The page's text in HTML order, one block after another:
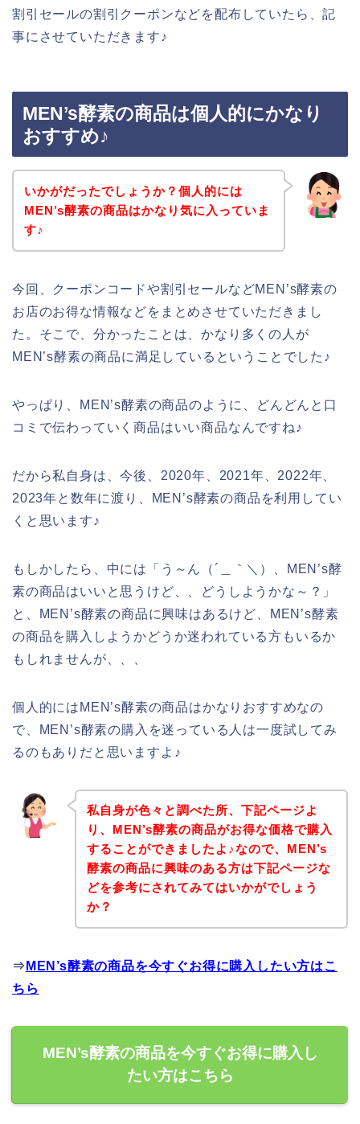
割引セールの割引クーポンなどを配布していたら、記
事にさせていただきます♪
MEN’s酵素の商品は個人的にかなり
おすすめ♪
いかがだったでしょうか？個人的には
MEN’s酵素の商品はかなり気に入っていま
す♪
今回、クーポンコードや割引セールなどMEN’s酵素の
お店のお得な情報などをまとめさせていただきまし
た。そこで、分かったことは、かなり多くの人が
MEN’s酵素の商品に満足しているということでした♪
やっぱり、MEN’s酵素の商品のように、どんどんと口
コミで伝わっていく商品はいい商品なんですね♪
だから私自身は、今後、2020年、2021年、2022年、
2023年と数年に渡り、MEN’s酵素の商品を利用してい
くと思います♪
もしかしたら、中には「う～ん（´＿｀＼）、MEN’s酵
素の商品はいいと思うけど、、どうしようかな～？」
と、MEN’s酵素の商品に興味はあるけど、MEN’s酵素
の商品を購入しようかどうか迷われている方もいるか
もしれませんが、、、
個人的にはMEN’s酵素の商品はかなりおすすめなの
で、MEN’s酵素の購入を迷っている人は一度試してみ
るのもありだと思いますよ♪
私自身が色々と調べた所、下記ページよ
り、MEN’s酵素の商品がお得な価格で購入
することができましたよ♪なので、MEN’s
酵素の商品に興味のある方は下記ページな
どを参考にされてみてはいかがでしょう
か？
⇒ MEN’s酵素の商品を今すぐお得に購入したい方はこ
ちら
MEN’s酵素の商品を今すぐお得に購入し
たい方はこちら